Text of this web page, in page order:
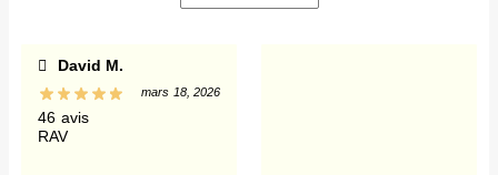
David M.
46 avis
mars 18, 2026
RAV